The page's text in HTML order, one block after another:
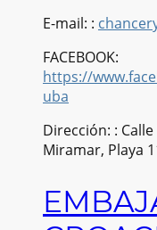
E-mail: :
FACEBOOK:
https://
uba
Dirección: :
Miramar, Playa